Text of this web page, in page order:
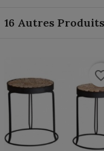
16 Autres